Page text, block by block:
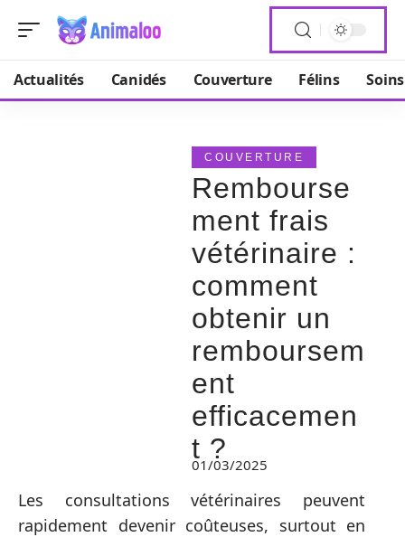
Actualités Canidés Couverture Félins Soins
COUVERTURE
Rembourse
ment frais
vétérinaire :
comment
obtenir un
remboursem
ent
efficacemen
t ?
01/03/2025
Les consultations vétérinaires peuvent
rapidement devenir coûteuses, surtout en